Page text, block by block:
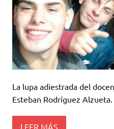
La lupa adiestrada del
Esteban Rodríguez Alzueta.
LEER MÁS